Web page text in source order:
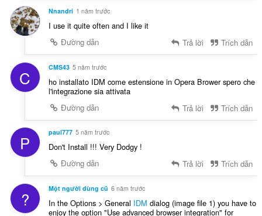
Nnandri 1 năm trước
I use it quite often and I like it
Đường dẫn
Trả lời Trích dẫn
C CMS43 5 năm trước
ho installato IDM come estensione in Opera Brower spero che
l'integrazione sia attivata
Đường dẫn
Trả lời Trích dẫn
P paul777 5 năm trước
Don't Install !!! Very Dodgy !
Đường dẫn
Trả lời Trích dẫn
? Một người dùng cũ 6 năm trước
In the Options > General IDM dialog (image file 1) you have to
enjoy the option "Use advanced browser integration" for